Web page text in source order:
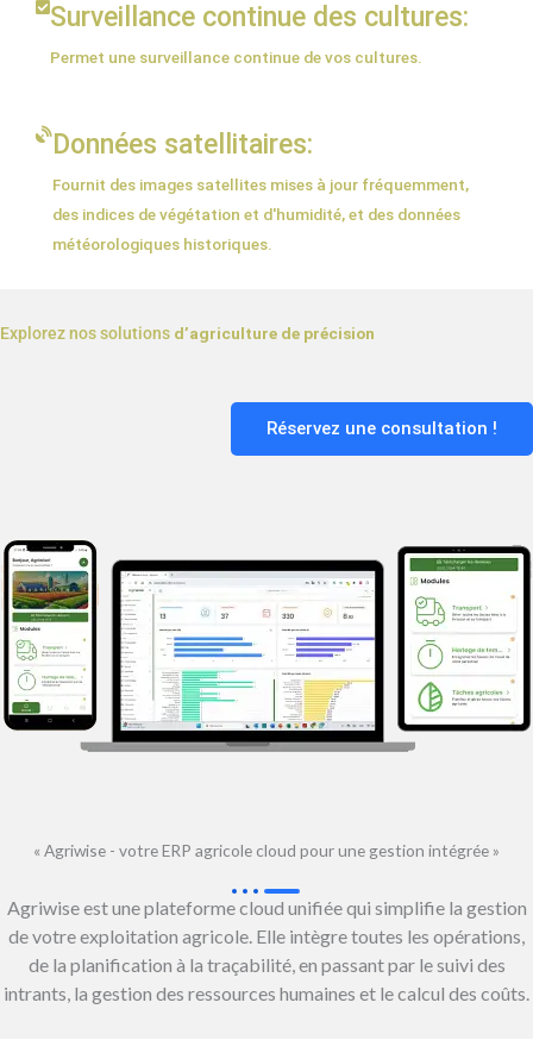
Surveillance continue des cultures:
Permet une surveillance continue de vos cultures.
Données satellitaires:
Fournit des images satellites mises à jour fréquemment,
des indices de végétation et d'humidité, et des données
météorologiques historiques.
Explorez nos solutions d’agriculture de précision
Réservez une consultation !
« Agriwise - votre ERP agricole cloud pour une gestion intégrée »
Agriwise est une plateforme cloud unifiée qui simplifie la gestion
de votre exploitation agricole. Elle intègre toutes les opérations,
de la planification à la traçabilité, en passant par le suivi des
intrants, la gestion des ressources humaines et le calcul des coûts.